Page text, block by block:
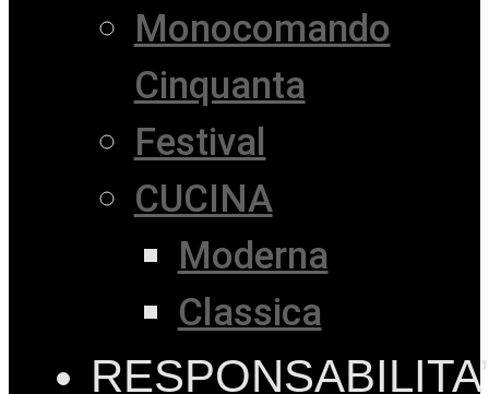
Monocomando
Cinquanta
Festival
CUCINA
Moderna
Classica
RESPONSABILITA’